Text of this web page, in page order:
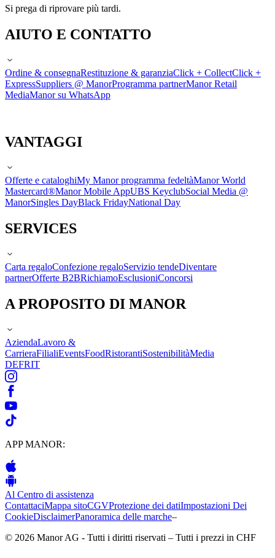
Si prega di riprovare più tardi.
AIUTO E CONTATTO
Ordine & consegnaRestituzione & garanziaClick + CollectClick +
ExpressSuppliers @ ManorProgramma partnerManor Retail
MediaManor su WhatsApp
VANTAGGI
Offerte e cataloghiMy Manor programma fedeltàManor World
Mastercard®Manor Mobile AppUBS KeyclubSocial Media @
ManorSingles DayBlack FridayNational Day
SERVICES
Carta regaloConfezione regaloServizio tendeDiventare
partnerOfferte B2BRichiamoEsclusioniConcorsi
A PROPOSITO DI MANOR
AziendaLavoro &
CarrieraFilialiEventsFoodRistorantiSostenibilitàMedia
DEFRIT
APP MANOR:
Al Centro di assistenza
ContattaciMappa sitoCGVProtezione dei datiImpostazioni Dei
CookieDisclaimerPanoramica delle marche–
© 2026 Manor AG - Tutti i diritti riservati – Tutti i prezzi in CHF